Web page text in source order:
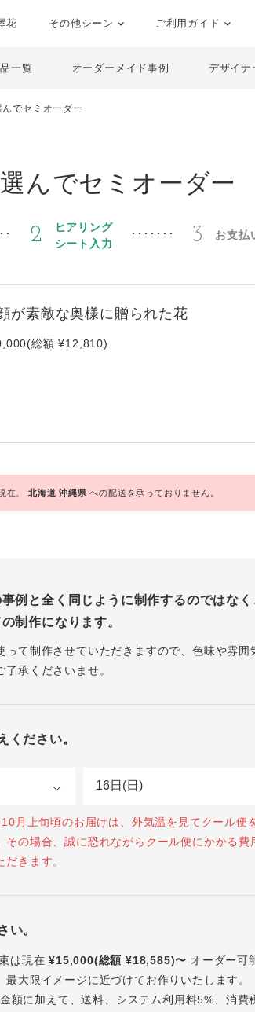
花 その他シーン ご利用ガイド
一覧 オーダーメイド事例 デザイナ
でセミオーダー
んでセミオーダー
2
ヒアリング
シート入力
3 お支払
が素敵な奥様に贈られた花
総額 ¥12,810)
在、北海道沖縄県への配送を承っておりません。
例と全く同じように制作するのではな
制作になります。
って制作させていただきますので、色味や雰囲
承くださいませ。
ください。
月上旬頃のお届けは、外気温を見てクール便
その場合、誠に恐れながらクール便にかかる費
きます。
い。
は現在¥15,000(総額 ¥18,585)〜 オーダー可
大限イメージに近づけてお作りいたします。
額に加えて、送料、システム利用料5%、消費